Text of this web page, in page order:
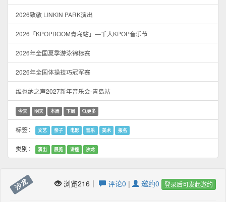
2026致敬 LINKIN PARK演出
2026「KPOPBOOM青岛站」—千人KPOP音乐节
2026年全国夏季游泳锦标赛
2026年全国体操技巧冠军赛
维也纳之声2027新年音乐会-青岛站
今天 明天 本周 下周 更多
标签： 文艺 亲子 电影 音乐 美术 报名
类别： 演出 展览 讲座 沙龙
沙龙 浏览216｜ 评论0 | 邀约0 登录后可发起邀约